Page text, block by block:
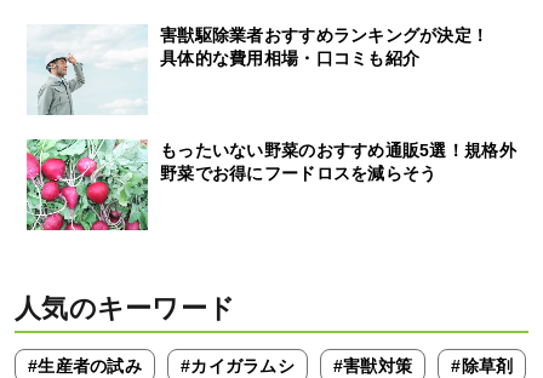
害獣駆除業者おすすめランキングが決定！
具体的な費用相場・口コミも紹介
もったいない野菜のおすすめ通販5選！規格外
野菜でお得にフードロスを減らそう
人気のキーワード
#生産者の試み #カイガラムシ #害獣対策 #除草剤